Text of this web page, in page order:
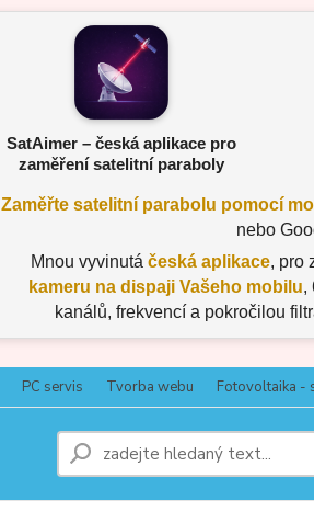
SatAimer – česká aplikace pro
zaměření satelitní paraboly
Zaměřte satelitní parabolu pomocí
nebo
Mnou vyvinutá česká aplikace, pro
kameru na dispaji Vašeho mobilu,
kanálů, frekvencí a pokročilou
PC servis Tvorba webu Fotovoltaika -